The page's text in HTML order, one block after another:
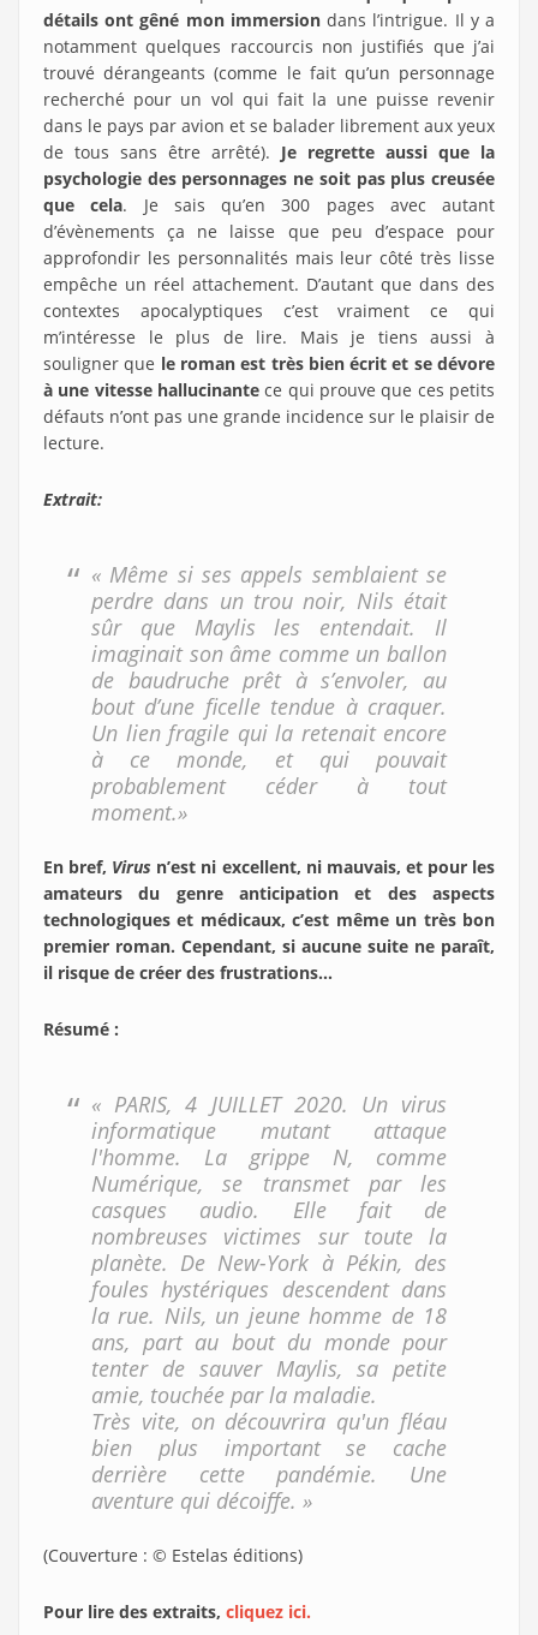
détails ont gêné mon immersiondans l’intrigue. Il y a
notamment quelques raccourcis non justifiés que j’ai
trouvé dérangeants (comme le fait qu’un personnage
recherché pour un vol qui fait la une puisse revenir
dans le pays par avion et se balader librement aux yeux
de tous sans être arrêté). Je regrette aussi que la
psychologie des personnages ne soit pas plus creusée
que cela. Je sais qu’en 300 pages avec autant
d’évènements ça ne laisse que peu d’espace pour
approfondir les personnalités mais leur côté très lisse
empêche un réel attachement. D’autant que dans des
contextes apocalyptiques c’est vraiment ce qui
m’intéresse le plus de lire. Mais je tiens aussi à
souligner que le roman est très bien écrit et se dévore
à une vitesse hallucinante ce qui prouve que ces petits
défauts n’ont pas une grande incidence sur le plaisir de
lecture.
Extrait:
« Même si ses appels semblaient se
perdre dans un trou noir, Nils était
sûr que Maylis les entendait. Il
imaginait son âme comme un ballon
de baudruche prêt à s’envoler, au
bout d’une ficelle tendue à craquer.
Un lien fragile qui la retenait encore
à ce monde, et qui pouvait
probablement céder à tout
moment.»
En bref, Virus n’est ni excellent, ni mauvais, et pour les
amateurs du genre anticipation et des aspects
technologiques et médicaux, c’est même un très bon
premier roman. Cependant, si aucune suite ne paraît,
il risque de créer des frustrations…
Résumé :
« PARIS, 4 JUILLET 2020. Un virus
informatique mutant attaque
l'homme. La grippe N, comme
Numérique, se transmet par les
casques audio. Elle fait de
nombreuses victimes sur toute la
planète. De New-York à Pékin, des
foules hystériques descendent dans
la rue. Nils, un jeune homme de 18
ans, part au bout du monde pour
tenter de sauver Maylis, sa petite
amie, touchée par la maladie.
Très vite, on découvrira qu'un fléau
bien plus important se cache
derrière cette pandémie. Une
aventure qui décoiffe. »
(Couverture : © Estelas éditions)
Pour lire des extraits, cliquez ici.